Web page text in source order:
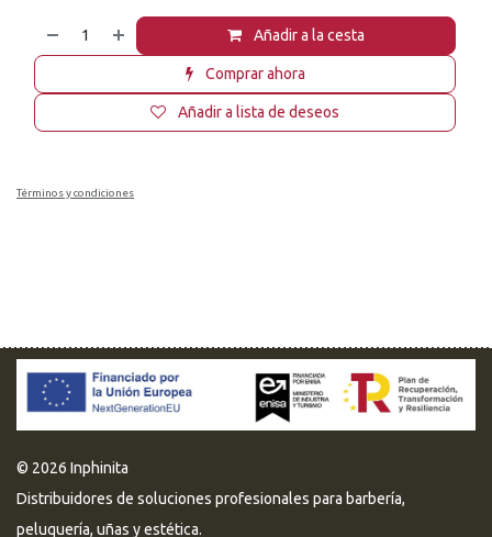
Añadir a la cesta
Comprar ahora
Añadir a lista de deseos
Términos y condiciones
© 2026 Inphinita
Distribuidores de soluciones profesionales para barbería,
peluquería, uñas y estética.